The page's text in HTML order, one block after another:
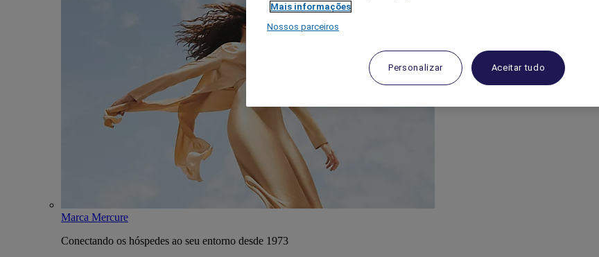
Marca Mercure
Conectando os hóspedes ao seu entorno desde 1973
Mais informações
Nossos parceiros
Personalizar Aceitar tudo